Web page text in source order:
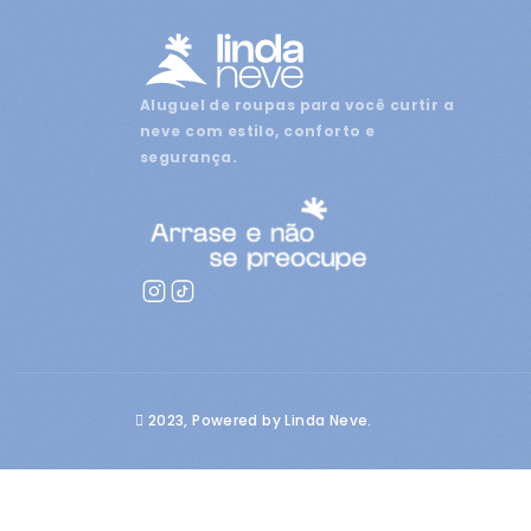
Aluguel de roupas para você curtir a
neve com estilo, conforto e
segurança.
2023, Powered by Linda Neve.